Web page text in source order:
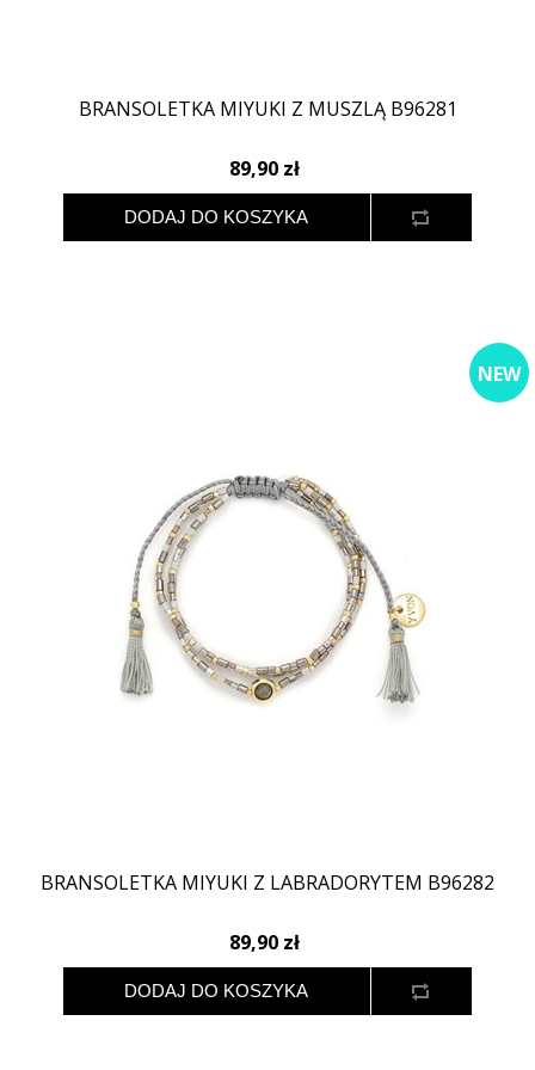
BRANSOLETKA MIYUKI Z MUSZLĄ B96281
89,90 zł
BRANSOLETKA MIYUKI Z LABRADORYTEM B96282
NEW
89,90 zł